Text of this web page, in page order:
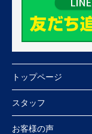
トップページ
スタッフ
お客様の声